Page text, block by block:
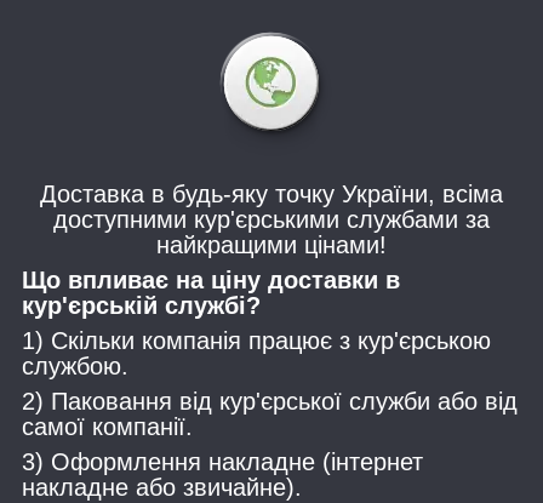
Доставка в будь-яку точку України, всіма
доступними кур'єрськими службами за
найкращими цінами!
Що впливає на ціну доставки в
кур'єрській службі?
1) Скільки компанія працює з кур'єрською
службою.
2) Паковання від кур'єрської служби або від
самої компанії.
3) Оформлення накладне (інтернет
накладне або звичайне).